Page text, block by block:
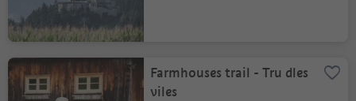
Farmhouses trail - Tru dles
viles